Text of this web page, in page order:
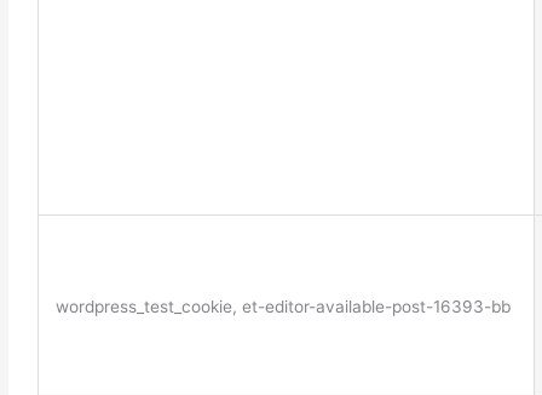
wordpress_test_cookie, et-editor-available-post-16393-bb